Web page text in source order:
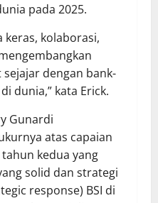
pada 2025.
keras, kolaborasi,
dengan bank-
dunia,” kata Erick.
Gunardi
atas capaian
kedua yang
solid dan strategi
response) BSI di